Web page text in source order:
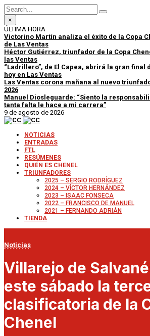
×
ÚLTIMA HORA
Victorino Martín analiza el éxito de la Copa
de Las Ventas
Héctor Gutiérrez, triunfador de la Copa
las Ventas
“Ladrillero”, de El Capea, abrirá la gran final
hoy en Las Ventas
Las Ventas corona mañana al nuevo
2026
Manuel Diosleguarde: “Siento la
tanta falta le hace a mi carrera”
9 de agosto de 2026
NOTICIAS
ENTRADAS
FTL
RESÚMENES
QUIÉN ES CHENEL
TRIUNFADORES
2025 – SERGIO RODRÍGUEZ
2024 – VÍCTOR HERNÁNDEZ
2023 – ISAAC FONSECA
2022 – FRANCISCO DE MANUEL
2021 – FERNANDO ADRIÁN
TIENDA
Noticias
Villarejo de
este sábado la
clasificatoria de la
Chenel